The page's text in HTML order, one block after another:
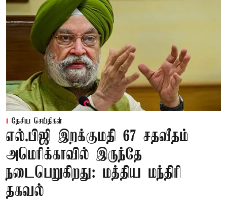
தேசிய செய்திகள்
எல்.பிஜி இறக்குமதி 67 சதவீதம்
அமெரிக்காவில் இருந்தே
நடைபெறுகிறது: மத்திய மந்திரி
தகவல்